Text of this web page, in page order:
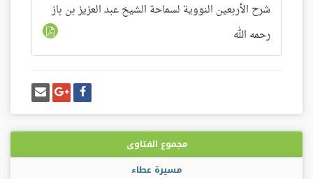
شرح الأربعين النووية لسماحة الشيخ عبد العزيز بن باز
رحمه الله
شارك
على
فيسبوك
شارك
على
غوغل
بلس
إرسل
إيميل
مجموع الفتاوى
مسيرة عطاء